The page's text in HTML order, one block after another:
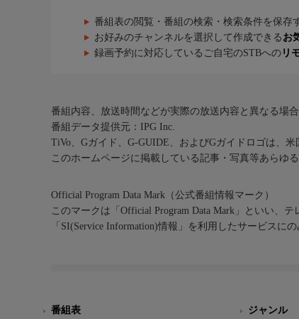
番組表の閲覧・番組の検索・検索条件を保存
お好みのチャンネルを選択して作成できる お
録画予約に対応しているご自宅のSTBへの リ
番組内容、放送時間などが実際の放送内容と異なる場合
番組データ提供元：IPG Inc.
TiVo、Gガイド、G-GUIDE、およびGガイドロゴは、
このホームページに掲載している記事・写真等あらゆ
Official Program Data Mark（公式番組情報マーク）
このマークは「Official Program Data Mark」といい、
「SI(Service Information)情報」を利用したサービスに
番組表
ジャンル